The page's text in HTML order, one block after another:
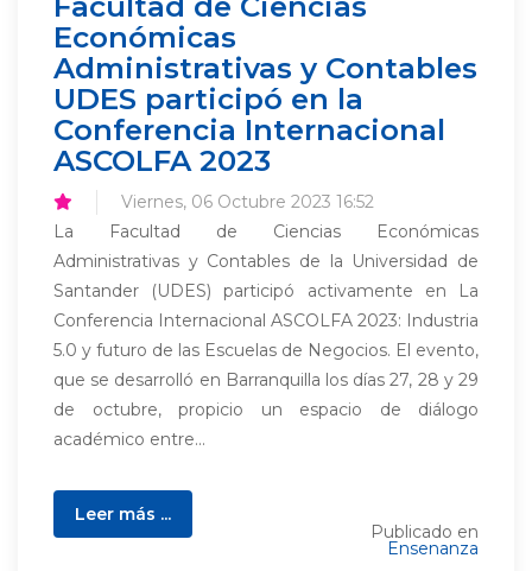
Económicas
Administrativas y Contables
UDES participó en la
Conferencia Internacional
ASCOLFA 2023
Viernes, 06 Octubre 2023 16:52
La Facultad de Ciencias Económicas
Administrativas y Contables de la Universidad de
Santander (UDES) participó activamente en La
Conferencia Internacional ASCOLFA 2023: Industria
5.0 y futuro de las Escuelas de Negocios. El evento,
que se desarrolló en Barranquilla los días 27, 28 y 29
de octubre, propicio un espacio de diálogo
académico entre...
Leer más ...
Publicado en
Ensenanza